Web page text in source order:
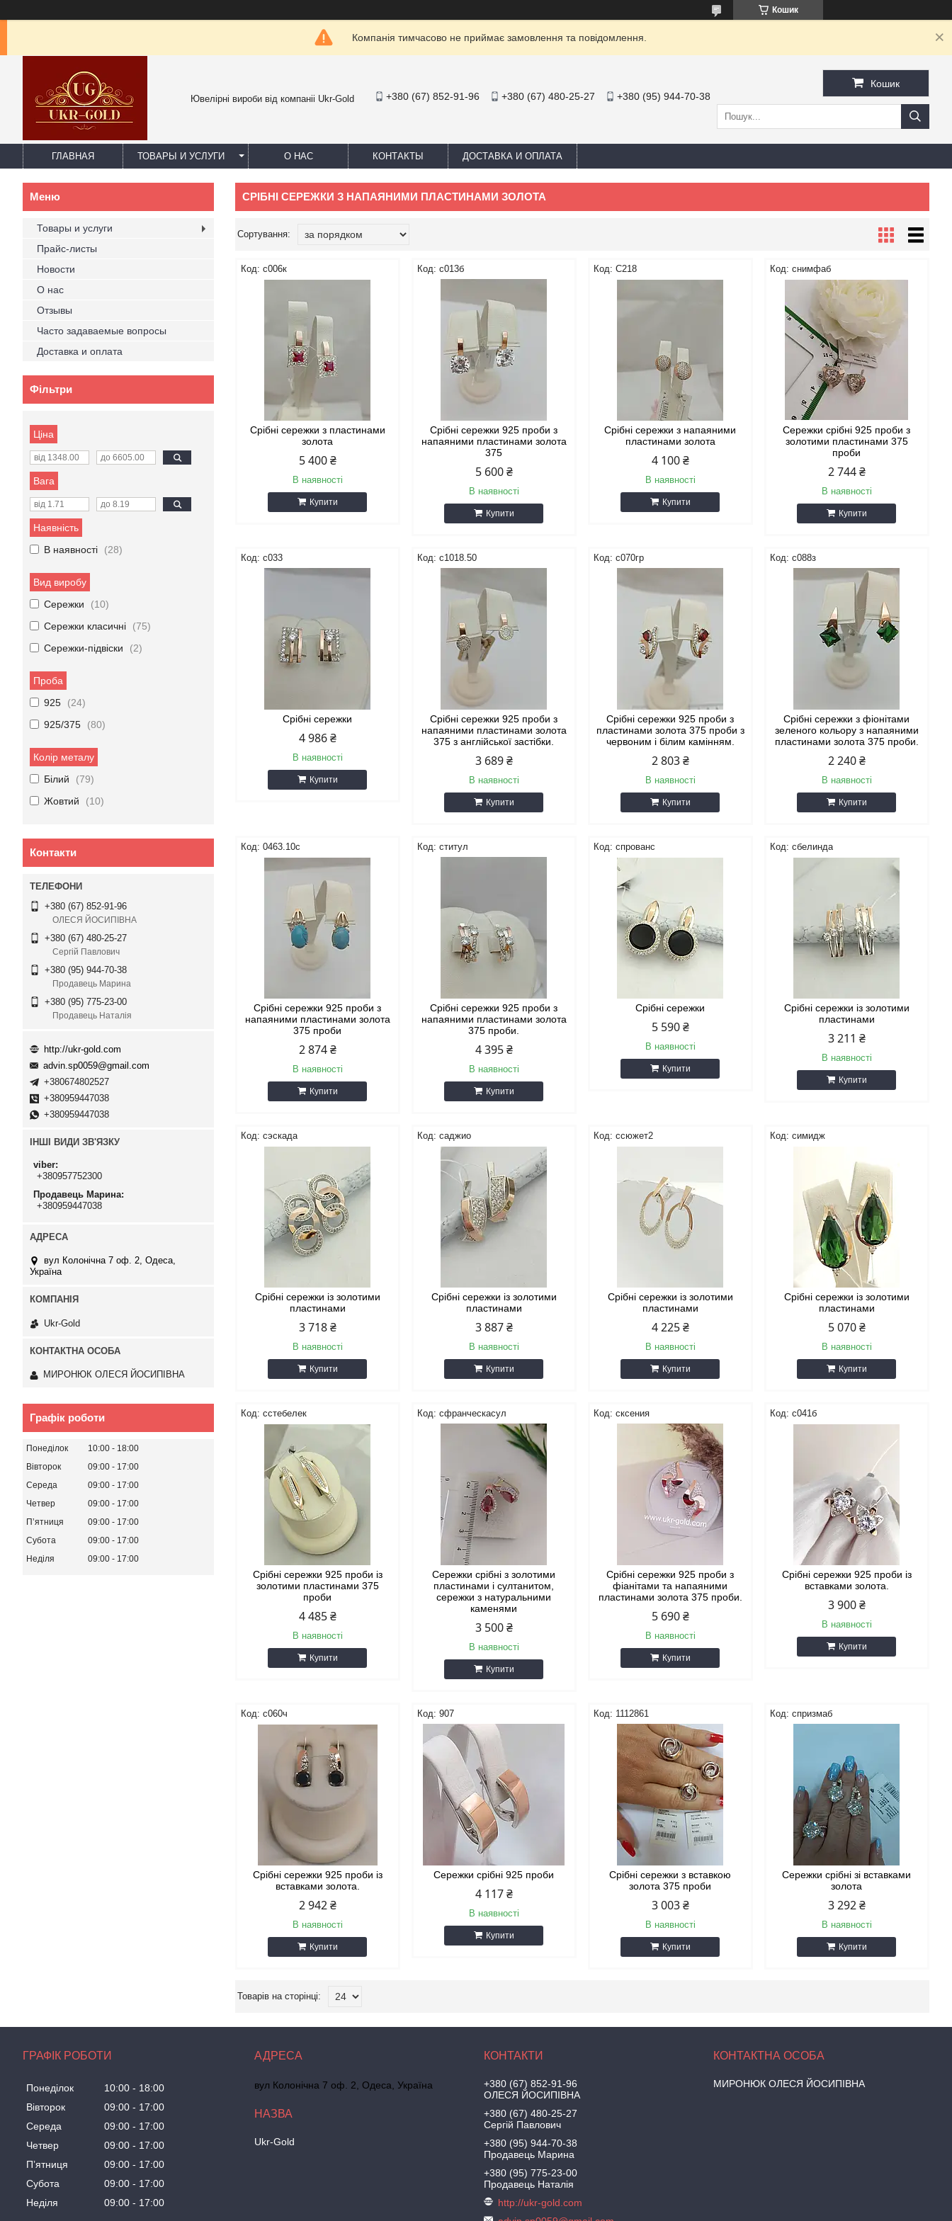
Кошик
Компанія тимчасово не приймає замовлення та повідомлення.
Ювелірні вироби від компаніі Ukr-Gold +380 (67) 852-91-96 +380 (67) 480-25-27 +380 (95) 944-70-38
Кошик
ГЛАВНАЯ ТОВАРЫ И УСЛУГИ О НАС КОНТАКТЫ ДОСТАВКА И ОПЛАТА
СРІБНІ СЕРЕЖКИ З НАПАЯНИМИ ПЛАСТИНАМИ ЗОЛОТА
с006к
Срібні сережки з пластинами
золота
5 400 ₴
В наявності
Купити
с013б
Срібні сережки 925 проби з
напаяними пластинами золота
375
5 600 ₴
В наявності
Купити
С218
Срібні сережки з напаяними
пластинами золота
4 100 ₴
В наявності
Купити
снимфаб
Сережки срібні 925 проби з
золотими пластинами 375
проби
2 744 ₴
В наявності
Купити
с033
Срібні сережки
4 986 ₴
В наявності
Купити
с1018.50
Срібні сережки 925 проби з
напаяними пластинами золота
375 з англійської застібки.
3 689 ₴
В наявності
Купити
с070гр
Срібні сережки 925 проби з
пластинами золота 375 проби з
червоним і білим камінням.
2 803 ₴
В наявності
Купити
с088з
Срібні сережки з фіонітами
зеленого кольору з напаяними
пластинами золота 375 проби.
2 240 ₴
В наявності
Купити
0463.10с
Срібні сережки 925 проби з
напаяними пластинами золота
375 проби
2 874 ₴
В наявності
Купити
ститул
Срібні сережки 925 проби з
напаяними пластинами золота
375 проби.
4 395 ₴
В наявності
Купити
спрованс
Срібні сережки
5 590 ₴
В наявності
Купити
сбелинда
Срібні сережки із золотими
пластинами
3 211 ₴
В наявності
Купити
сэскада
Срібні сережки із золотими
пластинами
3 718 ₴
В наявності
Купити
саджио
Срібні сережки із золотими
пластинами
3 887 ₴
В наявності
Купити
ссюжет2
Срібні сережки із золотими
пластинами
4 225 ₴
В наявності
Купити
симидж
Срібні сережки із золотими
пластинами
5 070 ₴
В наявності
Купити
сстебелек
Срібні сережки 925 проби із
золотими пластинами 375
проби
4 485 ₴
В наявності
Купити
сфранческасул
Сережки срібні з золотими
пластинами і султанитом,
сережки з натуральними
каменями
3 500 ₴
В наявності
Купити
сксения
Срібні сережки 925 проби з
фіанітами та напаяними
пластинами золота 375 проби.
5 690 ₴
В наявності
Купити
с041б
Срібні сережки 925 проби із
вставками золота.
3 900 ₴
В наявності
Купити
с060ч
Срібні сережки 925 проби із
вставками золота.
2 942 ₴
В наявності
Купити
907
Сережки срібні 925 проби
4 117 ₴
В наявності
Купити
1112861
Срібні сережки з вставкою
золота 375 проби
3 003 ₴
В наявності
Купити
спризмаб
Сережки срібні зі вставками
золота
3 292 ₴
В наявності
Купити
Товары и услуги
Прайс-листы
Новости
О нас
Отзывы
Часто задаваемые вопросы
Доставка и оплата
Фільтри
Ціна
Вага
Наявність
В наявності
28
Вид виробу
Сережки
10
Сережки класичні
75
Сережки-підвіски
2
Проба
925
24
925/375
80
Колір металу
Білий
79
Жовтий
10
Контакти
+380 (67) 852-91-96
ОЛЕСЯ ЙОСИПІВНА
+380 (67) 480-25-27
Сергій Павлович
+380 (95) 944-70-38
Продавець Марина
+380 (95) 775-23-00
Продавець Наталія
http://ukr-gold.com
advin.sp0059@gmail.com
+380674802527
+380959447038
+380959447038
ІНШІ ВИДИ ЗВ'ЯЗКУ
viber
+380957752300
Продавець Марина
+380959447038
вул Колонічна 7 оф. 2, Одеса,
Україна
Ukr-Gold
МИРОНЮК ОЛЕСЯ ЙОСИПІВНА
Графік роботи
Понеділок 10:00
18:00
Вівторок
09:00
17:00
Середа
09:00
17:00
Четвер
09:00
17:00
Пʼятниця
09:00
17:00
Субота
09:00
17:00
Неділя
09:00 17:00
ГРАФІК РОБОТИ
Понеділок 10:00
18:00
Вівторок
09:00
17:00
Середа
09:00
17:00
Четвер
09:00
17:00
Пʼятниця
09:00
17:00
Субота
09:00
17:00
Неділя
09:00 17:00
вул Колонічна 7 оф. 2, Одеса, Україна
Ukr-Gold
+380 (67) 852-91-96
ОЛЕСЯ ЙОСИПІВНА
+380 (67) 480-25-27
Сергій Павлович
+380 (95) 944-70-38
Продавець Марина
+380 (95) 775-23-00
Продавець Наталія
http://ukr-gold.com
МИРОНЮК ОЛЕСЯ ЙОСИПІВНА